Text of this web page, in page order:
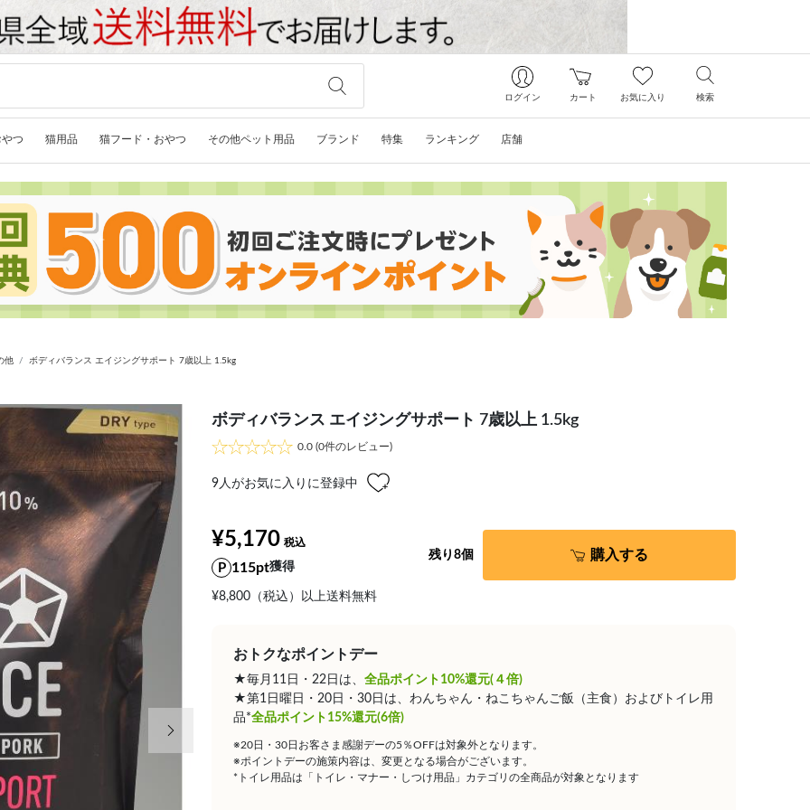
ログイン カート お気に入り 検索
つ 猫用品 猫フード・おやつ その他ペット用品 ブランド 特集 ランキング 店舗
他 ボディバランス エイジングサポート 7歳以上 1.5kg
ボディバランス エイジングサポート 7歳以上 1.5kg
0.0 (0件のレビュー)
9人がお気に入りに登録中
¥5,170
115pt獲得
¥8,800（税込）以上送料無料
残り8個 購入する
おトクなポイントデー
★毎月11日・22日は、 全品ポイント10%還元(４倍)
★第1日曜日・20日・30日は、わんちゃん・ねこちゃんご飯（主食）およびトイレ用
品*全品ポイント15%還元(6倍)
※20日・30日お客さま感謝デーの5％OFFは対象外となります。
※ポイントデーの施策内容は、変更となる場合がございます。
*トイレ用品は「トイレ・マナー・しつけ用品」カテゴリの全商品が対象となります